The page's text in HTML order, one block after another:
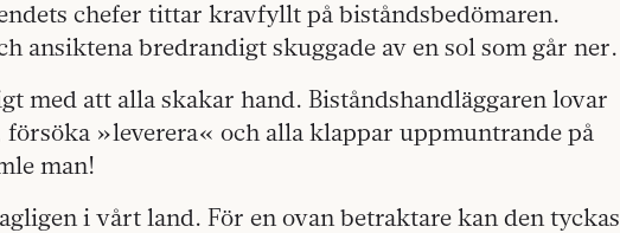
chefer tittar kravfyllt på biståndsbedömaren.
ansiktena bredrandigt skuggade av en sol som går ner.
med att alla skakar hand. Biståndshandläggaren lovar
»leverera« och alla klappar uppmuntrande på
man!
i vårt land. För en ovan betraktare kan den tyckas